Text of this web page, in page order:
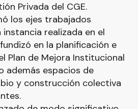
Privada del CGE.
los ejes trabajados
realizada en el
en la planificación e
Plan de Mejora Institucional
además espacios de
y construcción colectiva